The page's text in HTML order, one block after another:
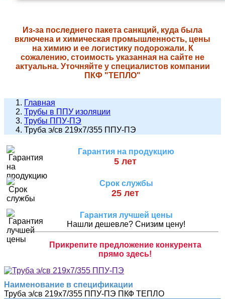
Из-за последнего пакета санкций, куда была
включена и химическая промышленность, цены
на химию и ее логистику подорожали. К
сожалению, стоимость указанная на сайте не
актуальна. Уточняйте у специалистов компании
ПКФ "ТЕПЛО"
Главная
Трубы в ППУ изоляции
Трубы ППУ-ПЭ
Труба э/св 219х7/355 ППУ-ПЭ
Гарантия на продукцию
5 лет
Срок службы
25 лет
Гарантия лучшей цены
Нашли дешевле? Снизим цену!
Прикрепите предложение конкурента
прямо здесь!
Наименование в спецификации
Труба э/св 219х7/355 ППУ-ПЭ ПКФ ТЕПЛО